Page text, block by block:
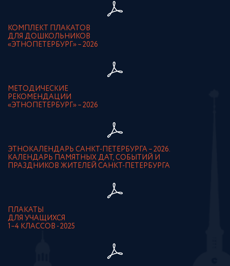
КОМПЛЕКТ ПЛАКАТОВ
ДЛЯ ДОШКОЛЬНИКОВ
«ЭТНОПЕТЕРБУРГ» – 2026
МЕТОДИЧЕСКИЕ
РЕКОМЕНДАЦИИ
«ЭТНОПЕТЕРБУРГ» – 2026
ЭТНОКАЛЕНДАРЬ САНКТ-ПЕТЕРБУРГА – 2026.
КАЛЕНДАРЬ ПАМЯТНЫХ ДАТ, СОБЫТИЙ И
ПРАЗДНИКОВ ЖИТЕЛЕЙ САНКТ-ПЕТЕРБУРГА
ПЛАКАТЫ
ДЛЯ УЧАЩИХСЯ
1–4 КЛАССОВ - 2025